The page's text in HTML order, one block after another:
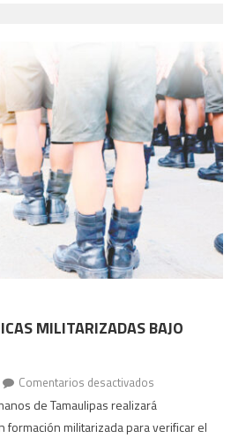
MILITARIZADAS BAJO
Comentarios desactivadosen
Escuelas
con
de Tamaulipas realizará
militarizada para verificar el